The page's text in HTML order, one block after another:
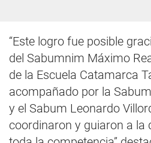
“Este logro fue posible
del Sabumnim Máximo
de la Escuela Catamarca
acompañado por la
y el Sabum Leonardo
coordinaron y guiaron a la